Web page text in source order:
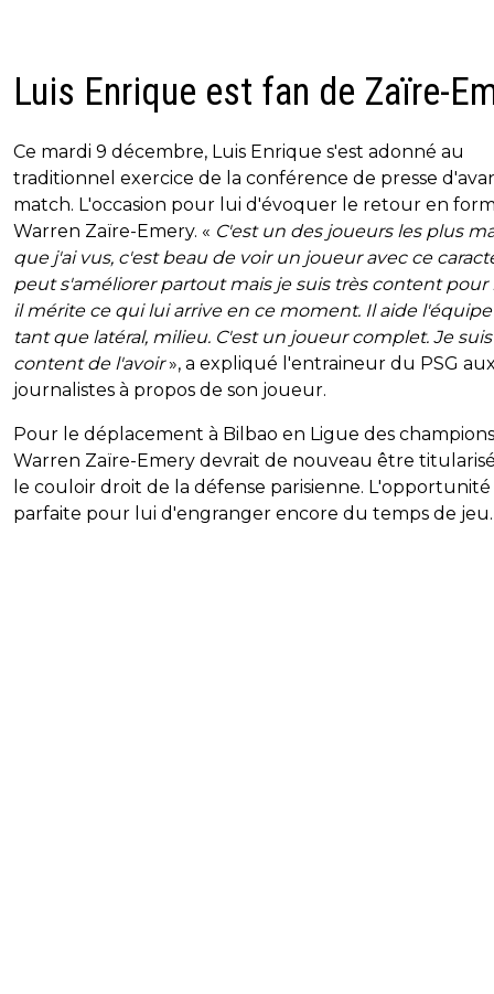
Luis Enrique est fan de Zaïre-
Ce mardi 9 décembre, Luis Enrique s'est adonné au
traditionnel exercice de la conférence de presse
match. L'occasion pour lui d'évoquer le retour en
Warren Zaïre-Emery. « C'est un des joueurs les plus
que j'ai vus, c'est beau de voir un joueur avec ce
peut s'améliorer partout mais je suis très content pour
il mérite ce qui lui arrive en ce moment. Il aide
tant que latéral, milieu. C'est un joueur complet. Je suis
content de l'avoir», a expliqué l'entraineur du PSG
journalistes à propos de son joueur.
Pour le déplacement à Bilbao en Ligue des
Warren Zaïre-Emery devrait de nouveau être
le couloir droit de la défense parisienne. L'opportunité
parfaite pour lui d'engranger encore du temps de jeu.